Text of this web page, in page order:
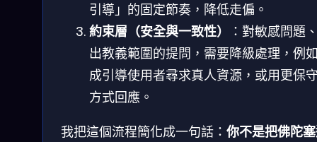
引導」的固定節奏，降低走偏。
約束層（安全與一致性）
：對敏感問題
出教義範圍的提問，需要降級處理，例
成引導使用者尋求真人資源，或用更保
方式回應。
我把這個流程簡化成一句話： 你不是把佛陀